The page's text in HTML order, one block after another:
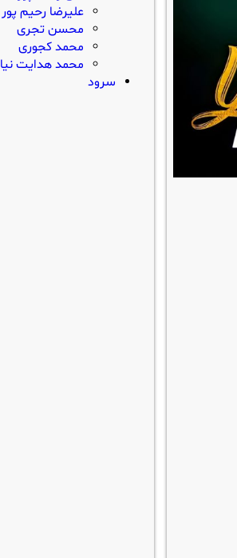
علیرضا رحیم پور
محسن تجری
محمد کجوری
محمد هدایت نیا
سرود